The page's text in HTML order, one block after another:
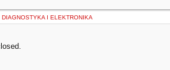
DIAGNOSTYKA I ELEKTRONIKA